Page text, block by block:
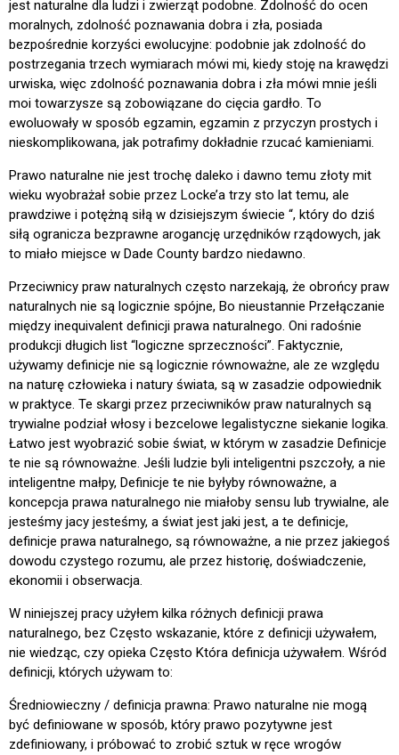
jest naturalne dla ludzi i zwierząt podobne. Zdolność do ocen
moralnych, zdolność poznawania dobra i zła, posiada
bezpośrednie korzyści ewolucyjne: podobnie jak zdolność do
postrzegania trzech wymiarach mówi mi, kiedy stoję na krawędzi
urwiska, więc zdolność poznawania dobra i zła mówi mnie jeśli
moi towarzysze są zobowiązane do cięcia gardło. To
ewoluowały w sposób egzamin, egzamin z przyczyn prostych i
nieskomplikowana, jak potrafimy dokładnie rzucać kamieniami.
Prawo naturalne nie jest trochę daleko i dawno temu złoty mit
wieku wyobrażał sobie przez Locke’a trzy sto lat temu, ale
prawdziwe i potężną siłą w dzisiejszym świecie “, który do dziś
siłą ogranicza bezprawne arogancję urzędników rządowych, jak
to miało miejsce w Dade County bardzo niedawno.
Przeciwnicy praw naturalnych często narzekają, że obrońcy praw
naturalnych nie są logicznie spójne, Bo nieustannie Przełączanie
między inequivalent definicji prawa naturalnego. Oni radośnie
produkcji długich list “logiczne sprzeczności”. Faktycznie,
używamy definicje nie są logicznie równoważne, ale ze względu
na naturę człowieka i natury świata, są w zasadzie odpowiednik
w praktyce. Te skargi przez przeciwników praw naturalnych są
trywialne podział włosy i bezcelowe legalistyczne siekanie logika.
Łatwo jest wyobrazić sobie świat, w którym w zasadzie Definicje
te nie są równoważne. Jeśli ludzie byli inteligentni pszczoły, a nie
inteligentne małpy, Definicje te nie byłyby równoważne, a
koncepcja prawa naturalnego nie miałoby sensu lub trywialne, ale
jesteśmy jacy jesteśmy, a świat jest jaki jest, a te definicje,
definicje prawa naturalnego, są równoważne, a nie przez jakiegoś
dowodu czystego rozumu, ale przez historię, doświadczenie,
ekonomii i obserwacja.
W niniejszej pracy użyłem kilka różnych definicji prawa
naturalnego, bez Często wskazanie, które z definicji używałem,
nie wiedząc, czy opieka Często Która definicja używałem. Wśród
definicji, których używam to:
Średniowieczny / definicja prawna: Prawo naturalne nie mogą
być definiowane w sposób, który prawo pozytywne jest
zdefiniowany, i próbować to zrobić sztuk w ręce wrogów